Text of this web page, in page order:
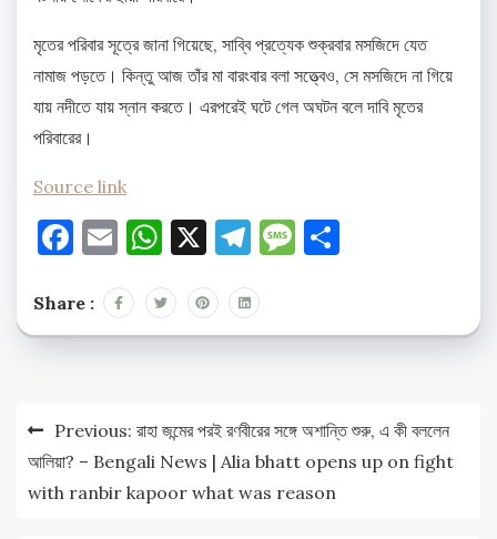
মৃতের পরিবার সূত্রে জানা গিয়েছে, সাব্বি প্রত্যেক শুক্রবার মসজিদে যেত
নামাজ পড়তে। কিন্তু আজ তাঁর মা বারংবার বলা সত্ত্বেও, সে মসজিদে না গিয়ে
যায় নদীতে যায় স্নান করতে। এরপরেই ঘটে গেল অঘটন বলে দাবি মৃতের
পরিবারের।
Source link
Facebook
EmailWhatsApp
X Telegram
Message
Share :
Post
navigation
Previous: রাহা জন্মের পরই রণবীরের সঙ্গে অশান্তি শুরু, এ কী বললেন
আলিয়া? – Bengali News | Alia bhatt opens up on fight
with ranbir kapoor what was reason